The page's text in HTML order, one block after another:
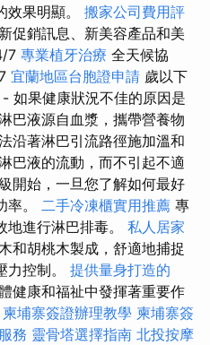
效果明顯。 搬家公司費用評
促銷訊息、新美容產品和美
7 專業植牙治療 全天候協
宜蘭地區台胞證申請 歲以下
- 如果健康狀況不佳的原因是
巴液源自血漿，攜帶營養物
沿著淋巴引流路徑施加溫和
巴液的流動，而不引起不適
開始，一旦您了解如何最好
率。 二手冷凍櫃實用推薦 專
進行淋巴排毒。 私人居家
和胡桃木製成，舒適地捕捉
力控制。 提供量身打造的
健康和福祉中發揮著重要作
柬埔寨簽證辦理教學 柬埔寨簽
務 靈骨塔選擇指南 北投按摩